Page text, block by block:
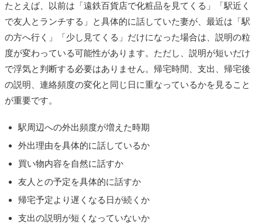
たとえば、以前は「遠鉄百貨店で化粧品を見てくる」「駅近く
で友人とランチする」と具体的に話していた妻が、最近は「駅
の方へ行く」「少し見てくる」だけになった場合は、説明の粒
度が変わっている可能性があります。ただし、説明が短いだけ
で浮気と判断する必要はありません。帰宅時間、支出、帰宅後
の説明、連絡頻度の変化と同じ日に重なっているかを見ること
が重要です。
駅周辺への外出頻度が増えた時期
外出理由を具体的に話しているか
買い物内容を自然に話すか
友人との予定を具体的に話すか
帰宅予定より遅くなる日が続くか
支出の説明が短くなっていないか